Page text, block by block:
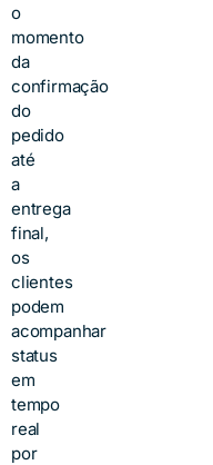
o
momento
da
confirmação
do
pedido
até
a
entrega
final,
os
clientes
podem
acompanhar
status
em
tempo
real
por